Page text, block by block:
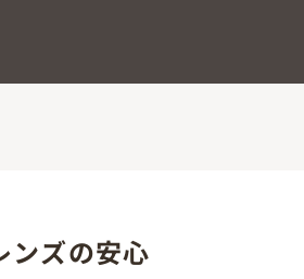
ンズの安心